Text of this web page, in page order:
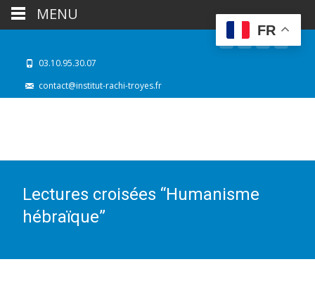
03.10.95.30.07
contact@institut-rachi-troyes.fr
Lectures croisées “Humanisme
hébraïque”
FR
MENU